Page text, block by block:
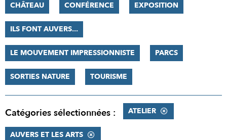
CHÂTEAU CONFÉRENCE EXPOSITION
ILS FONT AUVERS...
LE MOUVEMENT IMPRESSIONNISTE PARCS
SORTIES NATURE TOURISME
Catégories sélectionnées : ATELIER
AUVERS ET LES ARTS